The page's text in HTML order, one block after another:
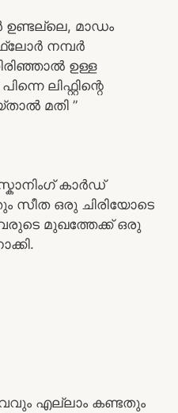
മാഡം
നമ്പർ
ഉള്ള
ലിഫ്റ്റിന്റെ
മതി ”
കാർഡ്
സീത ഒരു ചിരിയോടെ
മുഖത്തേക്ക് ഒരു
എല്ലാം കണ്ടതും